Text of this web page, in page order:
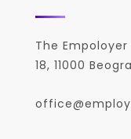
The
18, 11000